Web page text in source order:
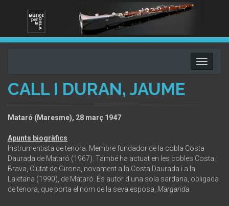
Toggle
CALL I DURAN, JAUME
Mataró (Maresme), 28 març 1947
Apunts biogràfics
Instrumentista de tenora. Membre fundador de la cobla Costa
Daurada de Mataró (1967). També ha actuat en les cobles Costa
Brava, Ciutat de Girona, novament a la Costa Daurada i a la
Laietana (1990), de Mataró. És autor d'una sola sardana, obligada
de tenora, que porta el nom de la seva esposa, Margarida